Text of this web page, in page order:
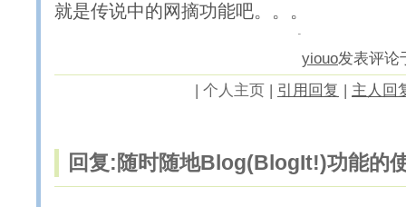
就是传说中的网摘功能吧。。。
yiouo发表评论
| 个人主页 | 引用回复 | 主人回
回复:随时随地Blog(BlogIt!)功能的